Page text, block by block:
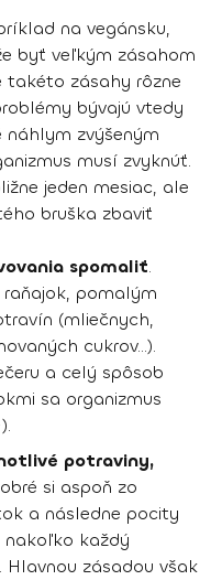
na vegánsku,
byť veľkým zásahom
takéto zásahy rôzne
bývajú vtedy
náhlym zvýšeným
musí zvyknúť.
jeden mesiac, ale
bruška zbaviť
spomaliť.
pomalým
(mliečnych,
cukrov...).
a celý spôsob
sa organizmus
potraviny,
si aspoň zo
a následne pocity
nakoľko každý
Hlavnou zásadou však